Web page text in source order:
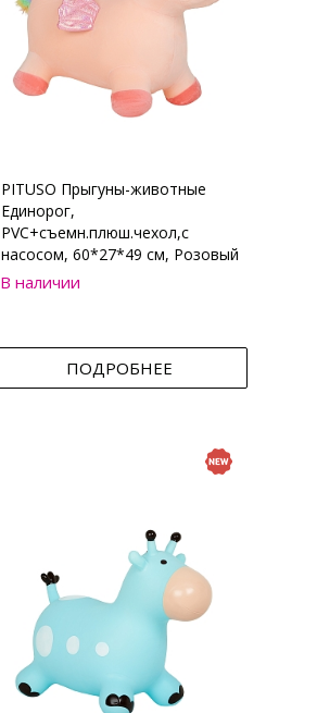
PITUSO Прыгуны-животные
Единорог,
PVC+съемн.плюш.чехол,с
насосом, 60*27*49 см, Розовый
В наличии
ПОДРОБНЕЕ